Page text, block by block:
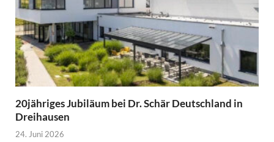
20jähriges Jubiläum bei Dr. Schär Deutschland in
Dreihausen
24. Juni 2026